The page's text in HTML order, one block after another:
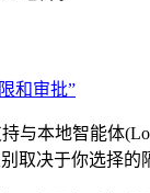
和审批”
与本地智能体
取决于你选择的